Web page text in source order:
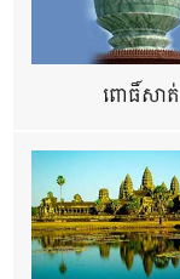
ពោធិ៍សាត់